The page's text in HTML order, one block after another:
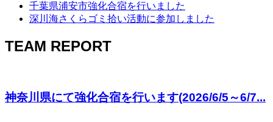
千葉県浦安市強化合宿を行いました
深川海さくらゴミ拾い活動に参加しました
TEAM REPORT
神奈川県にて強化合宿を行います(2026/6/5～6/7...